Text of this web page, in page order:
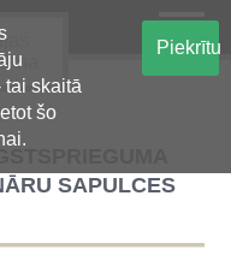
tai skaitā
šo
Piekrītu
SAPULCES